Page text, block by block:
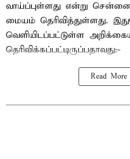
வாய்ப்புள்ளது என்று
மையம் தெரிவித்துள்ளது.
வெளியிடப்பட்டுள்ள
தெரிவிக்கப்பட்டிருப்பதாவது:-
Read More